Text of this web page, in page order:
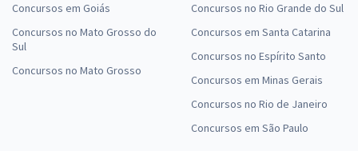
Concursos em Goiás
Concursos no Mato Grosso do
Sul
Concursos no Mato Grosso
Concursos no Rio Grande do Sul
Concursos em Santa Catarina
Concursos no Espírito Santo
Concursos em Minas Gerais
Concursos no Rio de Janeiro
Concursos em São Paulo